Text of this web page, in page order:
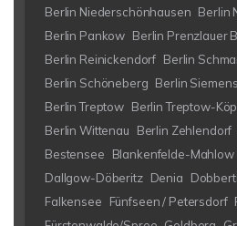
Berlin Niederschönhausen Berlin
Berlin Pankow Berlin Prenzlauer
Berlin Reinickendorf Berlin
Berlin Schöneberg Berlin
Berlin Treptow Berlin Treptow-
Berlin Wittenau
Berlin Zehlendorf
Bestensee
Blankenfelde-Mahlow
Dallgow-Döberitz Denia
Falkensee
Fünfseen / Petersdorf